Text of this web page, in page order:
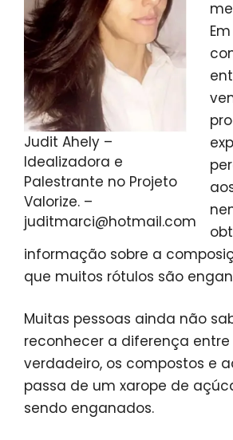
Judit Ahely –
Idealizadora e
Palestrante no Projeto
Valorize. –
juditmarci@hotmail.com
informação sobre a
que muitos rótulos são
Muitas pessoas ainda não
reconhecer a diferença entre
verdadeiro, os compostos e
passa de um xarope de
sendo enganados.